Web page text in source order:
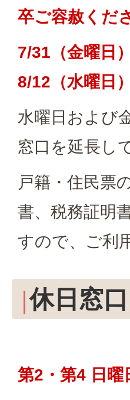
卒ご容赦くだ
7/31（金曜日
8/12（水曜日
水曜日および
窓口を延長し
戸籍・住民票
書、税務証明
すので、ご利
休日窓口
第2・第4 日